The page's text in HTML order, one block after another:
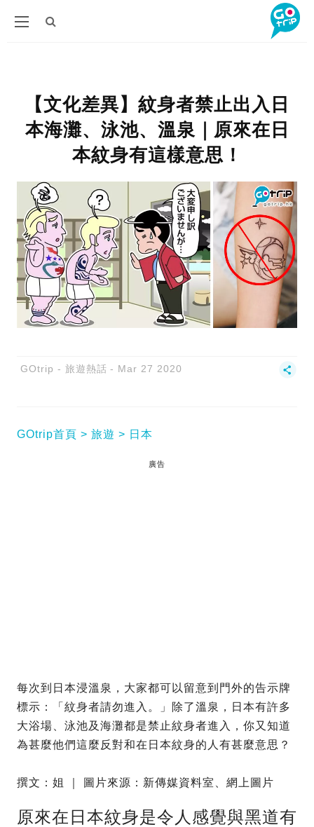
【文化差異】紋身者禁止出入日
本海灘、泳池、溫泉｜原來在日
本紋身有這樣意思！
GOtrip - 旅遊熱話 Mar 27 2020
GOtrip首頁 旅遊 日本
廣告
每次到日本浸溫泉，大家都可以留意到門外的告示牌
標示：「紋身者請勿進入。」除了溫泉，日本有許多
大浴場、泳池及海灘都是禁止紋身者進入，你又知道
為甚麼他們這麼反對和在日本紋身的人有甚麼意思？
撰文：姐 ｜ 圖片來源：新傳媒資料室、網上圖片
原來在日本紋身是令人感覺與黑道有